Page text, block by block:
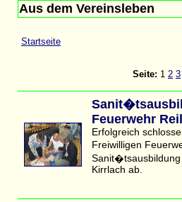
Aus dem Vereinsleben
Startseite
Seite: 1 2 3
Feuerwehr
Erfolgreich
Freiwilligen
Sanit�tsausbildung
Kirrlach ab.